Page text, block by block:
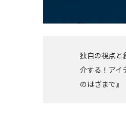
独自の視点と
介する！アイ
のはざまで』